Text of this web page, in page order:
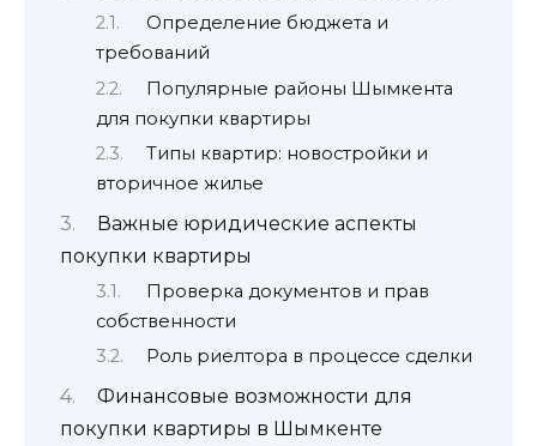
Определение бюджета и
требований
Популярные районы Шымкента
для покупки квартиры
Типы квартир: новостройки и
вторичное жилье
Важные юридические аспекты
покупки квартиры
Проверка документов и прав
собственности
Роль риелтора в процессе сделки
Финансовые возможности для
покупки квартиры в Шымкенте